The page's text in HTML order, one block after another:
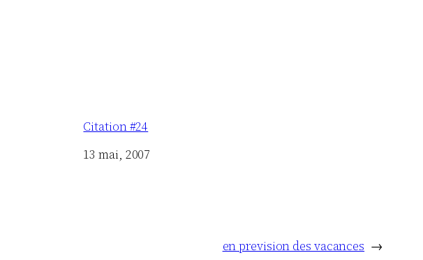
Citation #24
Date
13 mai, 2007
en prevision des vacances →